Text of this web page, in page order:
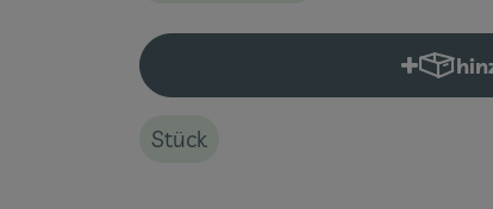
Stück